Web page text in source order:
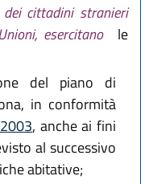
cittadini stranieri
esercitano
le
del piano di
in conformità
, anche ai fini
al successivo
abitative;